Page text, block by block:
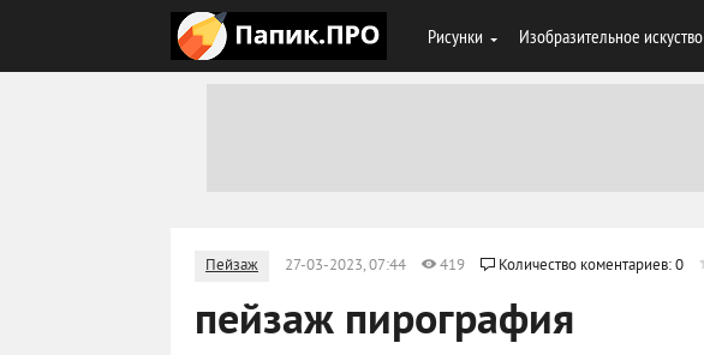
Рисунки Изобразительное искуство
Пейзаж 27-03-2023, 07:44 419 Количество коментариев: 0
пейзаж пирография